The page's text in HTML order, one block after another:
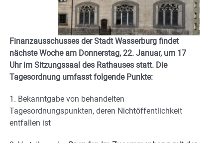
Finanzausschusses der Stadt Wasserburg findet
nächste Woche am Donnerstag, 22. Januar, um 17
Uhr im Sitzungssaal des Rathauses statt. Die
Tagesordnung umfasst folgende Punkte:
1. Bekanntgabe von behandelten
Tagesordnungspunkten, deren Nichtöffentlichkeit
entfallen ist